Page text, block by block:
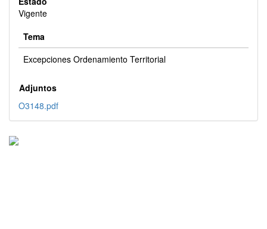
Vigente
Tema
Excepciones Ordenamiento Territorial
Adjuntos
O3148.pdf